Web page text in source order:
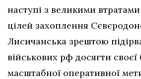
наступі з великими
цілей захоплення
Лисичанська зрештою
військових рф досягти своєї
масштабної оперативної